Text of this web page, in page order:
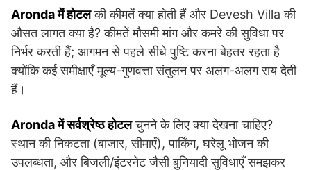
Aronda में होटलकी कीमतें क्या होती हैं और Devesh Villa की
औसत लागत क्या है? कीमतें मौसमी मांग और कमरे की सुविधा पर
निर्भर करती हैं; आगमन से पहले सीधे पुष्टि करना बेहतर रहता है
क्योंकि कई समीक्षाएँ मूल्य-गुणवत्ता संतुलन पर अलग-अलग राय देती
हैं।
Aronda में सर्वश्रेष्ठ होटलचुनने के लिए क्या देखना चाहिए?
स्थान की निकटता (बाजार, सीमाएँ), पार्किंग, घरेलू भोजन की
उपलब्धता, और बिजली/इंटरनेट जैसी बुनियादी सुविधाएँ समझकर